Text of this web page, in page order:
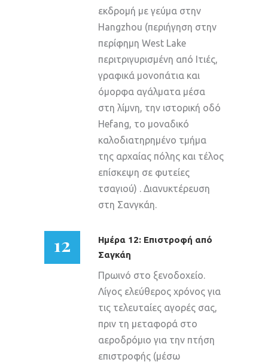
εκδρομή με γεύμα στην
Hangzhou (περιήγηση στην
περίφημη West Lake
περιτριγυρισμένη από Ιτιές,
γραφικά μονοπάτια και
όμορφα αγάλματα μέσα
στη λίμνη, την ιστορική οδό
Hefang, το μοναδικό
καλοδιατηρημένο τμήμα
της αρχαίας πόλης και τέλος
επίσκεψη σε φυτείες
τσαγιού) . Διανυκτέρευση
στη Σανγκάη.
12
Ημέρα 12: Επιστροφή από
Σαγκάη
Πρωινό στο ξενοδοχείο.
Λίγος ελεύθερος χρόνος για
τις τελευταίες αγορές σας,
πριν τη μεταφορά στο
αεροδρόμιο για την πτήση
επιστροφής (μέσω